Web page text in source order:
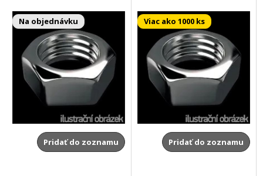
Na objednávku
Pridať do zoznamu
Viac ako 1000 ks
Pridať do zoznamu